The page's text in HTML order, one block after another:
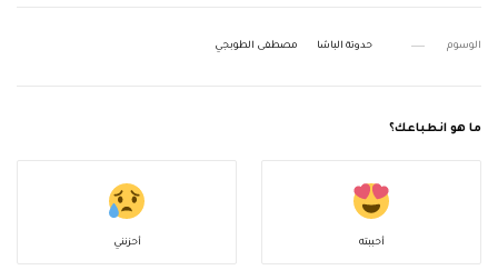
الوسوم حدوتة الباشا مصطفى الطوبجي
ما هو انطباعك؟
أحببته أحزنني